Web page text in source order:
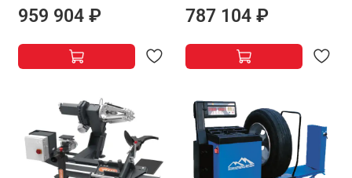
959 904 ₽ 787 104 ₽